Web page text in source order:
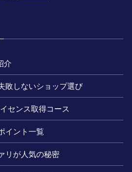
介
敗しないショップ選び
センス取得コース
イント一覧
リが人気の秘密